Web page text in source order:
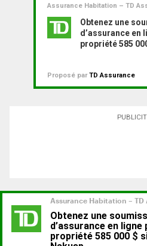
Assurance Habitation – TD
Obtenez une
d’assurance en
propriété 585
Proposé parTD Assurance